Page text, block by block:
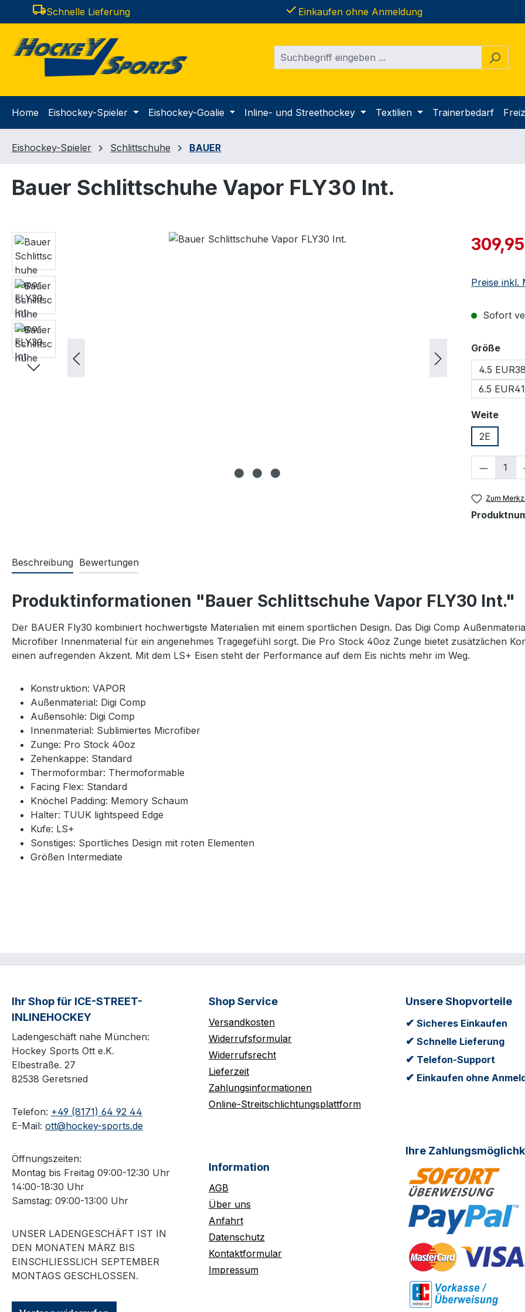
Hauptinhalt springen
Zur Suche springen
Zur Hauptnavigation springen
local_shippingSchnelle Lieferung done Einkaufen ohne Anmeldung
Home Eishockey-Spieler Eishockey-Goalie Inline- und Streethockey Textilien Trainerbedarf
Eishockey-Spieler Schlittschuhe BAUER
Bauer Schlittschuhe Vapor FLY30 Int.
Bildergalerie überspringen
Preise inkl.
Sofort
Größe
4.5 EUR38
6.5 EUR41
Weite
2E
Zum
Beschreibung Bewertungen
Produktinformationen "Bauer Schlittschuhe Vapor FLY30 Int."
Der BAUER Fly30 kombiniert hochwertigste Materialien mit einem sportlichen Design. Das Digi Comp
Microfiber Innenmaterial für ein angenehmes Tragegefühl sorgt. Die Pro Stock 40oz Zunge bietet zusätzlichen
einen aufregenden Akzent. Mit dem LS+ Eisen steht der Performance auf dem Eis nichts mehr im Weg.
Konstruktion: VAPOR
Außenmaterial: Digi Comp
Außensohle: Digi Comp
Innenmaterial: Sublimiertes Microfiber
Zunge: Pro Stock 40oz
Zehenkappe: Standard
Thermoformbar: Thermoformable
Facing Flex: Standard
Knöchel Padding: Memory Schaum
Halter: TUUK lightspeed Edge
Kufe: LS+
Sonstiges: Sportliches Design mit roten Elementen
Größen Intermediate
Ihr Shop für ICE-STREET-
INLINEHOCKEY
Ladengeschäft nahe München:
Hockey Sports Ott e.K.
Elbestraße. 27
82538 Geretsried
Telefon: +49 (8171) 64 92 44
E-Mail: ott@hockey-sports.de
Öffnungszeiten:
Montag bis Freitag 09:00-12:30 Uhr
14:00-18:30 Uhr
Samstag: 09:00-13:00 Uhr
UNSER LADENGESCHÄFT IST IN
DEN MONATEN MÄRZ BIS
EINSCHLIESSLICH SEPTEMBER M
ONTAGS GESCHLOSSEN.
Shop Service
Versandkosten
Widerrufsformular
Widerrufsrecht
Lieferzeit
Zahlungsinformationen
Online-Streitschlichtungsplattform
Information
AGB
Über uns
Anfahrt
Datenschutz
Kontaktformular
Impressum
Unsere Shopvorteile
✔ Sicheres Einkaufen
✔ Schnelle Lieferung
✔ Telefon-Support
✔ Einkaufen ohne
Ihre